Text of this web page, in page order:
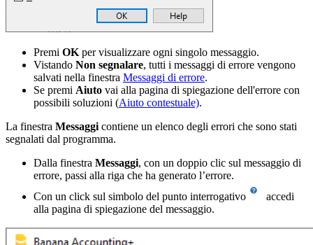
Premi OK per visualizzare ogni singolo messaggio.
Vistando Non segnalare, tutti i messaggi di errore vengono
salvati nella finestra Messaggi di errore.
Se premi Aiuto vai alla pagina di spiegazione dell'errore con
possibili soluzioni (Aiuto contestuale).
La finestra Messaggi contiene un elenco degli errori che sono stati
segnalati dal programma.
Dalla finestra Messaggi, con un doppio clic sul messaggio di
errore, passi alla riga che ha generato l’errore.
Con un click sul simbolo del punto interrogativo
accedi
alla pagina di spiegazione del messaggio.